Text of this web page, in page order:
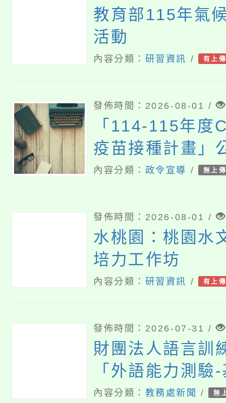
教育部115年氣
活動
內容分類： 研習資訊 / 有上
發佈時間：2026-08-01 /
「114-115年度
疫苗接種計畫」
象擴大為「滿6
至115年9月28
內容分類： 政令宣導 / 無上
發佈時間：2026-08-01 /
水桃園：桃園水
培力工作坊
內容分類： 研習資訊 / 有上
發佈時間：2026-07-31 /
財團法人語言訓
「外語能力測驗
（FLPT-Basic
內容分類： 教務處新聞 / 無